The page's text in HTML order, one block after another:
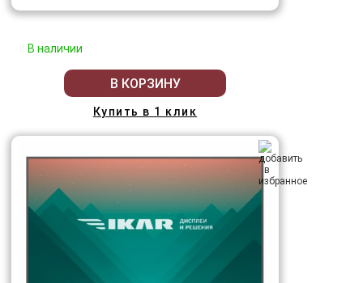
В наличии
В КОРЗИНУ
Купить в 1 клик